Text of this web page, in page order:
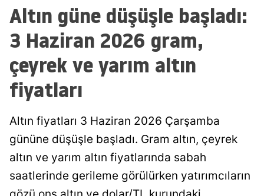
Altın güne düşüşle başladı:
3 Haziran 2026 gram,
çeyrek ve yarım altın
fiyatları
Altın fiyatları 3 Haziran 2026 Çarşamba
gününe düşüşle başladı. Gram altın, çeyrek
altın ve yarım altın fiyatlarında sabah
saatlerinde gerileme görülürken yatırımcıların